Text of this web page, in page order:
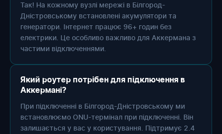
Так! На кожному вузлі мережі в Білгород-
Дністровському встановлені акумулятори та
генератори. Інтернет працює 96+ годин без
електрики. Це особливо важливо для Аккермана з
частими відключеннями.
Який роутер потрібен для підключення в
Аккермані?
При підключенні в Білгород-Дністровському ми
встановлюємо ONU-термінал при підключенні. Він
залишається у вас у користування. Підтримує 2.4